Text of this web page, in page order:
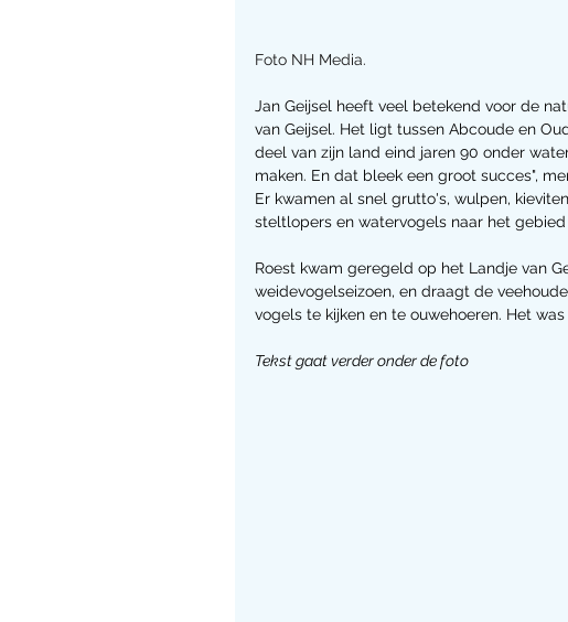
Foto NH Media.
Jan Geijsel heeft veel betekend voor de
van Geijsel. Het ligt tussen Abcoude en
deel van zijn land eind jaren 90 onder
maken. En dat bleek een groot succes",
Er kwamen al snel grutto's, wulpen,
steltlopers en watervogels naar het
Roest kwam geregeld op het Landje van
weidevogelseizoen, en draagt de
vogels te kijken en te ouwehoeren. Het
Tekst gaat verder onder de foto